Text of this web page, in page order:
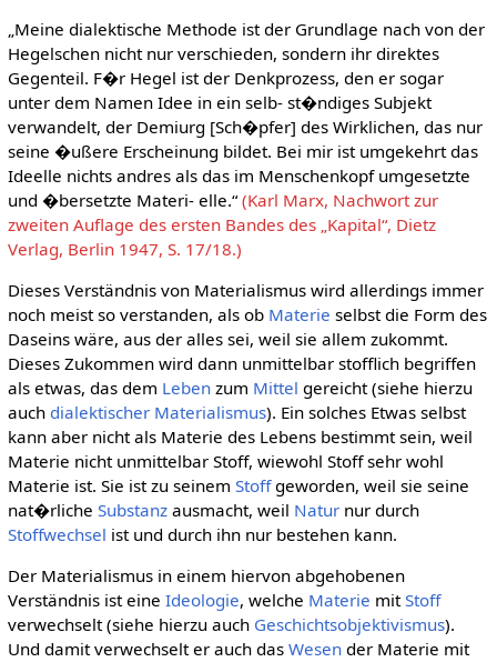
„Meine dialektische Methode ist der Grundlage nach von der
Hegelschen nicht nur verschieden, sondern ihr direktes
Gegenteil. F�r Hegel ist der Denkprozess, den er sogar
unter dem Namen Idee in ein selb- st�ndiges Subjekt
verwandelt, der Demiurg [Sch�pfer] des Wirklichen, das nur
seine �ußere Erscheinung bildet. Bei mir ist umgekehrt das
Ideelle nichts andres als das im Menschenkopf umgesetzte
und �bersetzte Materi- elle.“(Karl Marx, Nachwort zur
zweiten Auflage des ersten Bandes des „Kapital“, Dietz
Verlag, Berlin 1947, S. 17/18.)
Dieses Verständnis von Materialismus wird allerdings immer
noch meist so verstanden, als ob Materie selbst die Form des
Daseins wäre, aus der alles sei, weil sie allem zukommt.
Dieses Zukommen wird dann unmittelbar stofflich begriffen
als etwas, das dem Lebenzum Mittel gereicht (siehe hierzu
auch dialektischer Materialismus). Ein solches Etwas selbst
kann aber nicht als Materie des Lebens bestimmt sein, weil
Materie nicht unmittelbar Stoff, wiewohl Stoff sehr wohl
Materie ist. Sie ist zu seinem Stoffgeworden, weil sie seine
nat�rliche Substanzausmacht, weil Naturnur durch
Stoffwechsel ist und durch ihn nur bestehen kann.
Der Materialismus in einem hiervon abgehobenen
Verständnis ist eine Ideologie, welche Materie mitStoff
verwechselt (siehe hierzu auch Geschichtsobjektivismus).
Und damit verwechselt er auch das Wesender Materie mit